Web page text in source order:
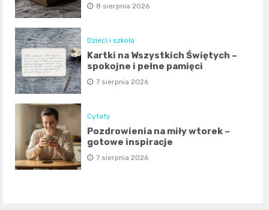
8 sierpnia 2026
Dzieci i szkoła
Kartki na Wszystkich Świętych –
spokojne i pełne pamięci
7 sierpnia 2026
Cytaty
Pozdrowienia na miły wtorek –
gotowe inspiracje
7 sierpnia 2026